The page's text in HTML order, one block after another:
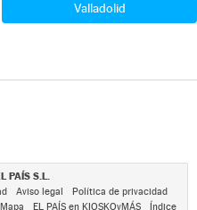
Valladolid
PAÍS S.L.
Aviso legal
Política de privacidad
Mapa EL PAÍS en KIOSKOyMÁS Índice